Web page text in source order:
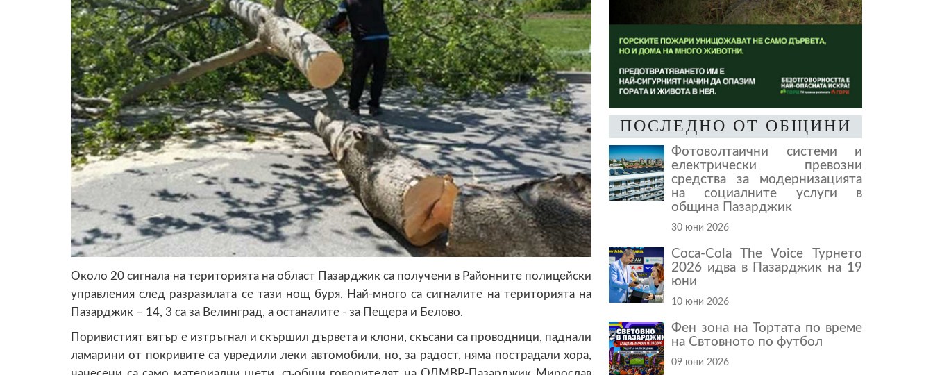
Около 20 сигнала на територията на област Пазарджик са получени в Районните полицейски
управления след разразилата се тази нощ буря. Най-много са сигналите на територията на
Пазарджик – 14, 3 са за Велинград, а останалите - за Пещера и Белово.
Поривистият вятър е изтръгнал и скършил дървета и клони, скъсани са проводници, паднали
ламарини от покривите са увредили леки автомобили, но, за радост, няма пострадали хора,
ПОСЛЕДНО ОТ ОБЩИНИ
Фотоволтаични системи и
електрически превозни
средства за модернизацията
на социалните услуги в
община Пазарджик
30 юни 2026
Coca-Cola The Voice Турнето
2026 идва в Пазарджик на 19
юни
10 юни 2026
Фен зона на Тортата по време
на Свтовното по футбол
09 юни 2026